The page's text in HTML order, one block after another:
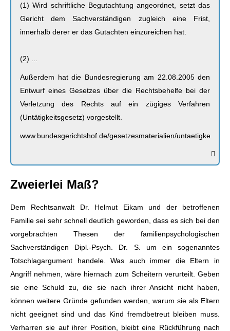
(1) Wird schriftliche Begutachtung angeordnet, setzt das
Gericht dem Sachverständigen zugleich eine Frist,
innerhalb derer er das Gutachten einzureichen hat.
(2) ...
Außerdem hat die Bundesregierung am 22.08.2005 den
Entwurf eines Gesetzes über die Rechtsbehelfe bei der
Verletzung des Rechts auf ein zügiges Verfahren
(Untätigkeitsgesetz) vorgestellt.
www.bundesgerichtshof.de/gesetzesmaterialien/
Zweierlei Maß?
Dem Rechtsanwalt Dr. Helmut Eikam und der betroffenen
Familie sei sehr schnell deutlich geworden, dass es sich bei den
vorgebrachten Thesen der familienpsychologischen
Sachverständigen Dipl.-Psych. Dr. S. um ein sogenanntes
Totschlagargument handele. Was auch immer die Eltern in
Angriff nehmen, wäre hiernach zum Scheitern verurteilt. Geben
sie eine Schuld zu, die sie nach ihrer Ansicht nicht haben,
können weitere Gründe gefunden werden, warum sie als Eltern
nicht geeignet sind und das Kind fremdbetreut bleiben muss.
Verharren sie auf ihrer Position, bleibt eine Rückführung nach